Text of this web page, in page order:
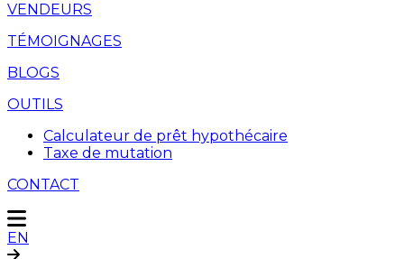
VENDEURS
TÉMOIGNAGES
BLOGS
OUTILS
Calculateur de prêt hypothécaire
Taxe de mutation
CONTACT
EN